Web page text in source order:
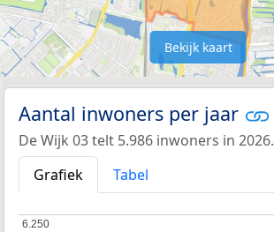
Bekijk kaart
Aantal inwoners per jaar
De Wijk 03 telt 5.986 inwoners in 2026.
Grafiek
Tabel
6.250
6.250